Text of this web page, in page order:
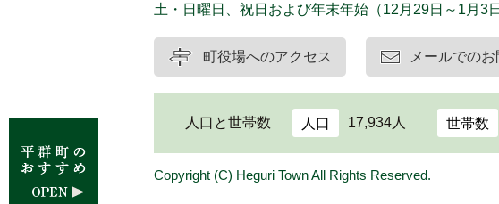
土・日曜日、祝日および年末年始（12月29日～1月3
町役場へのアクセス メールでの
人口と世帯数 人口 17,934人 世帯数
Copyright (C) Heguri Town All Rights Reserved.